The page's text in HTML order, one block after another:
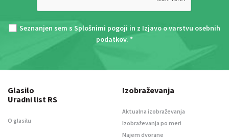
Seznanjen sem s Splošnimi pogoji in z Izjavo o varstvu osebnih
podatkov. *
Glasilo
Uradni list RS
O glasilu
Izobraževanja
Aktualna izobraževanja
Izobraževanja po meri
Najem dvorane